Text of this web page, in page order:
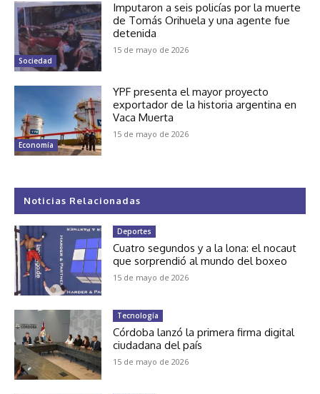
Sociedad
Imputaron a seis policías por la muerte
de Tomás Orihuela y una agente fue
detenida
15 de mayo de 2026
Economía
YPF presenta el mayor proyecto
exportador de la historia argentina en
Vaca Muerta
15 de mayo de 2026
Noticias Relacionadas
Deportes
Cuatro segundos y a la lona: el nocaut
que sorprendió al mundo del boxeo
15 de mayo de 2026
Tecnología
Córdoba lanzó la primera firma digital
ciudadana del país
15 de mayo de 2026